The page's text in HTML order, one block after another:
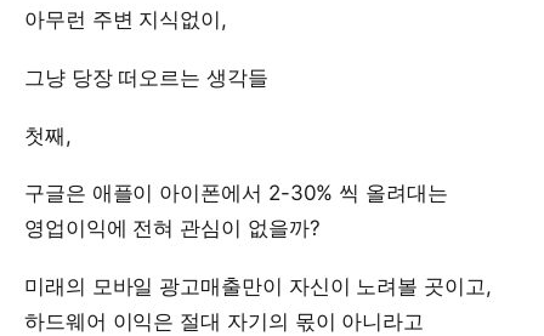
아무런 주변 지식없이,
그냥 당장 떠오르는 생각들
첫째,
구글은 애플이 아이폰에서 2-30% 씩 올려대는
영업이익에 전혀 관심이 없을까?
미래의 모바일 광고매출만이 자신이 노려볼 곳이고,
하드웨어 이익은 절대 자기의 몫이 아니라고